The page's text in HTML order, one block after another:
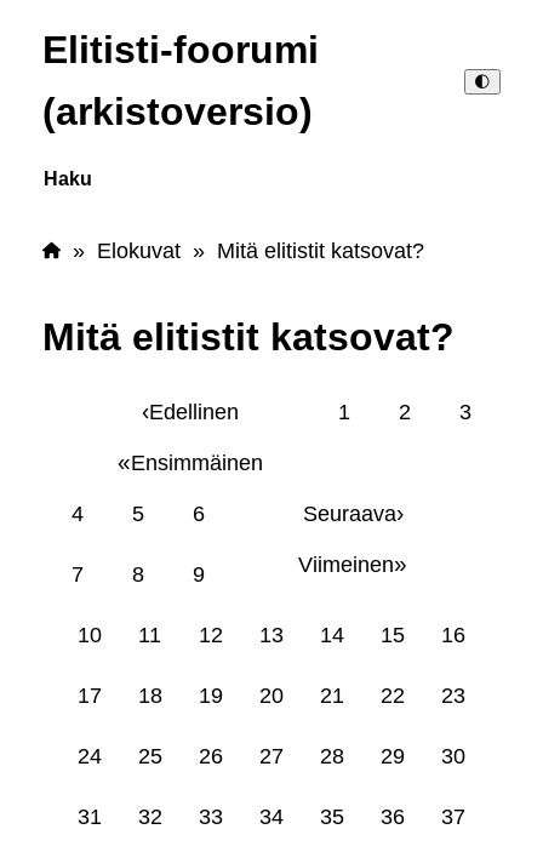
Elitisti-foorumi
(arkistoversio)
🌓
Haku
» Elokuvat» Mitä elitistit katsovat?
Mitä elitistit katsovat?
‹Edellinen
«Ensimmäinen
Seuraava›
Viimeinen»
1 2 3
4 5 6
7 8 9
10 11 12 13 14 15 16
17 18 19 20 21 22 23
24 25 26 27 28 29 30
31 32 33 34 35 36 37